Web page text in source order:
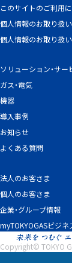
このサイトのご利用
個人情報のお取り扱
個人情報のお取り扱
ソリューション・サー
ガス・電気
機器
導入事例
お知らせ
よくある質問
法人のお客さま
個人のお客さま
企業・グループ情報
myTOKYOGASビジネ
Copyright© TOKYO